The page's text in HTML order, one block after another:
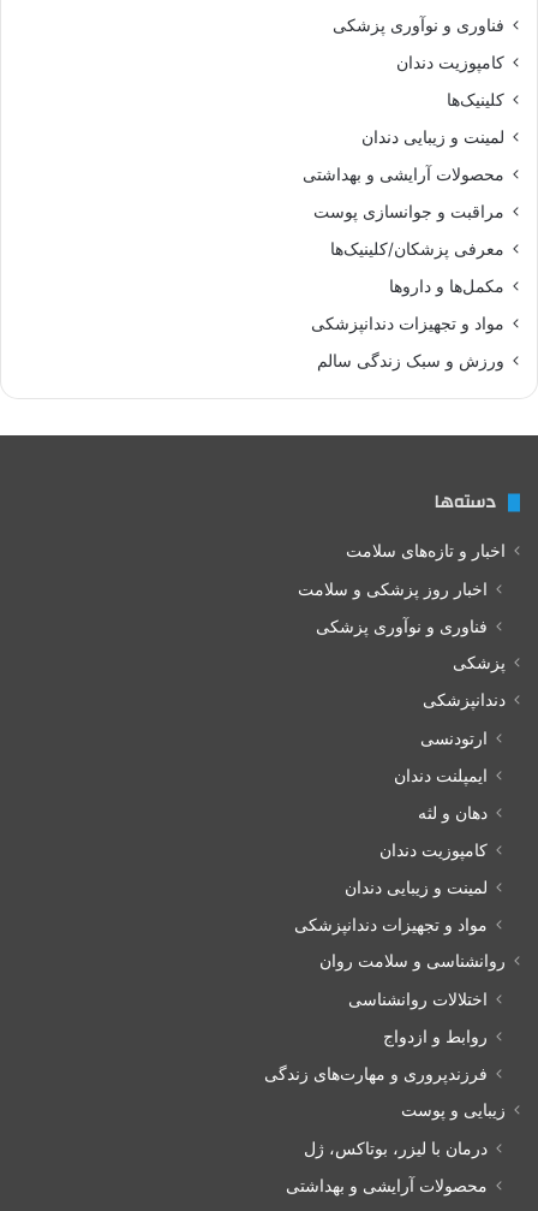
فناوری و نوآوری پزشکی
کامپوزیت دندان
کلینیک‌ها
لمینت و زیبایی دندان
محصولات آرایشی و بهداشتی
مراقبت و جوانسازی پوست
معرفی پزشکان/کلینیک‌ها
مکمل‌ها و داروها
مواد و تجهیزات دندانپزشکی
ورزش و سبک زندگی سالم
دسته‌ها
اخبار و تازه‌های سلامت
اخبار روز پزشکی و سلامت
فناوری و نوآوری پزشکی
پزشکی
دندانپزشکی
ارتودنسی
ایمپلنت دندان
دهان و لثه
کامپوزیت دندان
لمینت و زیبایی دندان
مواد و تجهیزات دندانپزشکی
روانشناسی و سلامت روان
اختلالات روانشناسی
روابط و ازدواج
فرزندپروری و مهارت‌های زندگی
زیبایی و پوست
درمان با لیزر، بوتاکس، ژل
محصولات آرایشی و بهداشتی